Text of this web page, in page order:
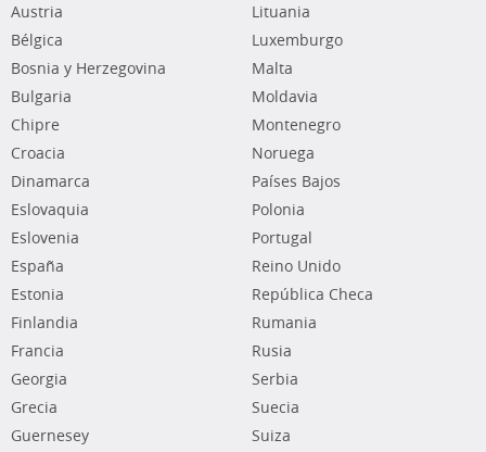
Austria
Bélgica
Bosnia y Herzegovina
Bulgaria
Chipre
Croacia
Dinamarca
Eslovaquia
Eslovenia
España
Estonia
Finlandia
Francia
Georgia
Grecia
Guernesey
Lituania
Luxemburgo
Malta
Moldavia
Montenegro
Noruega
Países Bajos
Polonia
Portugal
Reino Unido
República Checa
Rumania
Rusia
Serbia
Suecia
Suiza